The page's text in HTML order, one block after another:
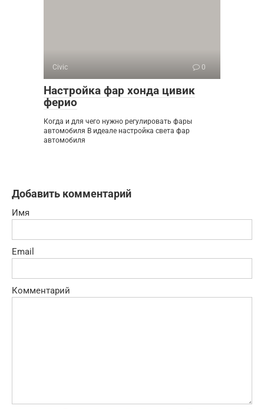
Civic 0
Настройка фар хонда цивик
ферио
Когда и для чего нужно регулировать фары
автомобиля В идеале настройка света фар
автомобиля
Добавить комментарий
Имя
Email
Комментарий